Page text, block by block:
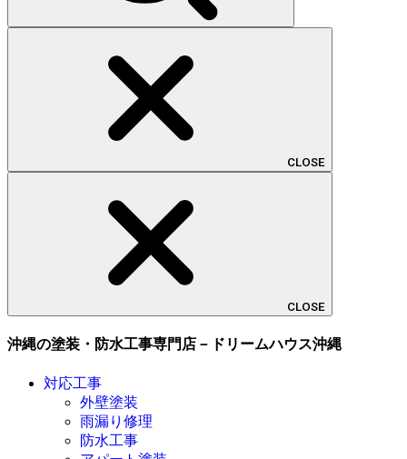
CLOSE
CLOSE
沖縄の塗装・防水工事専門店－ドリームハウス沖縄
対応工事
外壁塗装
雨漏り修理
防水工事